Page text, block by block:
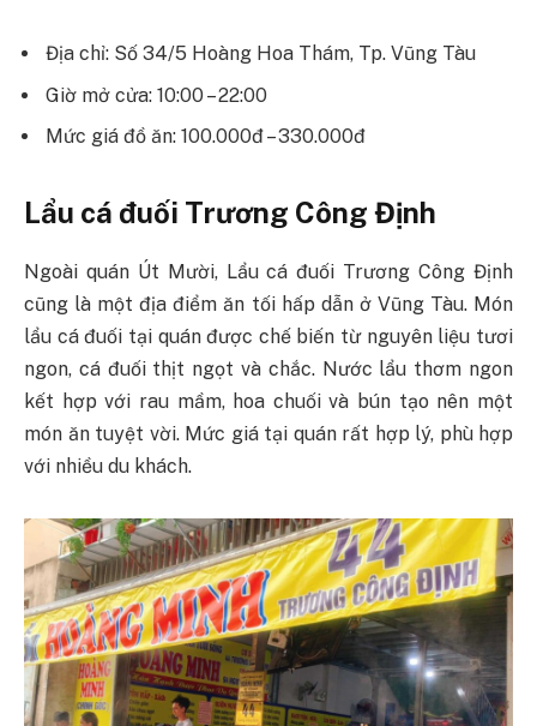
Địa chỉ: Số 34/5 Hoàng Hoa Thám, Tp. Vũng Tàu
Giờ mở cửa: 10:00 – 22:00
Mức giá đồ ăn: 100.000đ – 330.000đ
Lẩu cá đuối Trương Công Định
Ngoài quán Út Mười, Lẩu cá đuối Trương Công Định
cũng là một địa điểm ăn tối hấp dẫn ở Vũng Tàu. Món
lẩu cá đuối tại quán được chế biến từ nguyên liệu tươi
ngon, cá đuối thịt ngọt và chắc. Nước lẩu thơm ngon
kết hợp với rau mầm, hoa chuối và bún tạo nên một
món ăn tuyệt vời. Mức giá tại quán rất hợp lý, phù hợp
với nhiều du khách.